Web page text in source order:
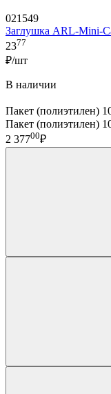
021549
Заглушка ARL-Mini-
2377
₽/шт
В наличии
Пакет (полиэтилен)
Пакет (полиэтилен)
2 37700₽